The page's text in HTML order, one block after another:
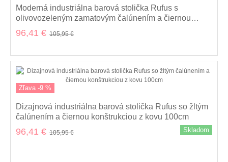
Moderná industriálna barová stolička Rufus s
olivovozeleným zamatovým čalúnením a čiernou
konštrukciou z kovu 100cm
96,41 € 105,95 €
Zľava -9 %
Dizajnová industriálna barová stolička Rufus so žltým
čalúnením a čiernou konštrukciou z kovu 100cm
96,41 € 105,95 € Skladom